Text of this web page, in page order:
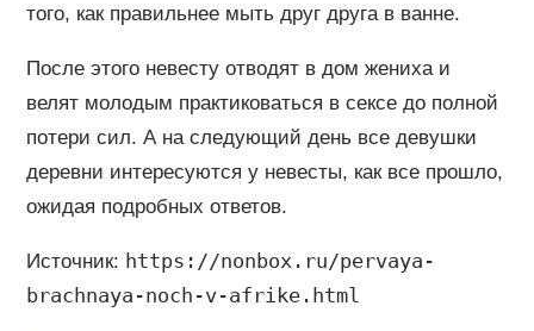
того, как правильнее мыть друг друга в ванне.
После этого невесту отводят в дом жениха и
велят молодым практиковаться в сексе до полной
потери сил. А на следующий день все девушки
деревни интересуются у невесты, как все прошло,
ожидая подробных ответов.
Источник: https://nonbox.ru/pervaya-
brachnaya-noch-v-afrike.html